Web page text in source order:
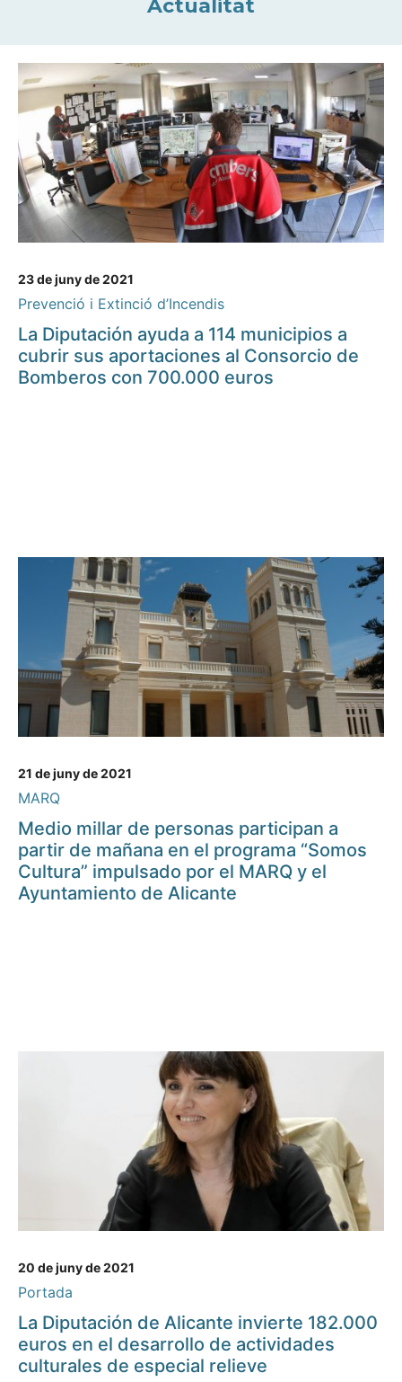
Actualitat
23 de juny de 2021
Prevenció i Extinció d’Incendis
La Diputación ayuda a 114 municipios a
cubrir sus aportaciones al Consorcio de
Bomberos con 700.000 euros
21 de juny de 2021
MARQ
Medio millar de personas participan a
partir de mañana en el programa “Somos
Cultura” impulsado por el MARQ y el
Ayuntamiento de Alicante
20 de juny de 2021
Portada
La Diputación de Alicante invierte 182.000
euros en el desarrollo de actividades
culturales de especial relieve